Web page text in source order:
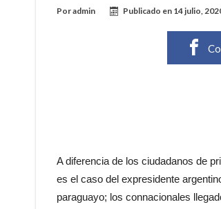
Poradmin Publicado en 14 julio,
A diferencia de los ciudadanos de
es el caso del expresidente
paraguayo; los connacionales